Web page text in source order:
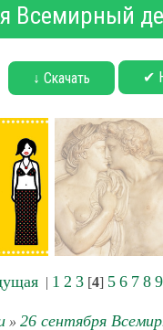
Всемирный
↓ Скачать ✔
| 1 2 3 [4] 5 6 7 8 9
» 26 сентября